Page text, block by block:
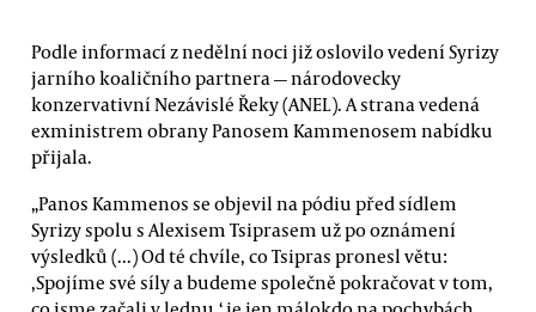
Podle informací z nedělní noci již oslovilo vedení Syrizy
jarního koaličního partnera — národovecky
konzervativní Nezávislé Řeky (ANEL). A strana vedená
exministrem obrany Panosem Kammenosem nabídku
přijala.
„Panos Kammenos se objevil na pódiu před sídlem
Syrizy spolu s Alexisem Tsiprasem už po oznámení
výsledků (...) Od té chvíle, co Tsipras pronesl větu:
,Spojíme své síly a budeme společně pokračovat v tom,